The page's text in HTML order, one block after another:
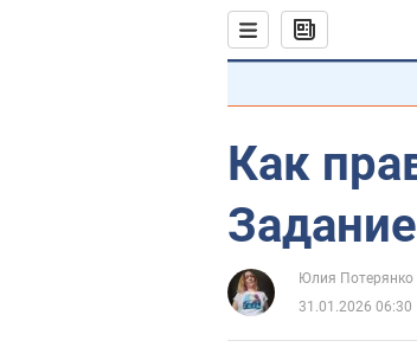
Как
Юлия Потерянко
31.01.2026 06:30